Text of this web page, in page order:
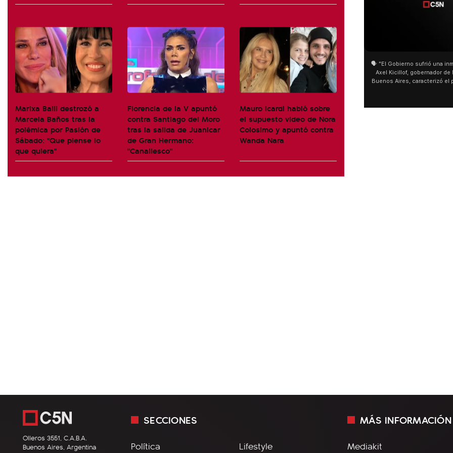
Marixa Balli destrozó a
Marcela Baños tras la
polémica por Pasión de
Sábado: "Que piense lo
que quiera"
Florencia de la V apuntó
contra Santiago del Moro
tras la salida de Juanicar
de Gran Hermano:
"Canallesco"
Mauro Icardi habló sobre
el supuesto video de Nora
Colosimo y apuntó contra
Wanda Nara
🗣️ "El Gobierno sufrió una
Axel Kicillof, gobernador de
Buenos Aires, caracterizó el
como "una lista sábana con
y destacó "la movilización
Olleros 3551, C.A.B.A.
Buenos Aires, Argentina
SECCIONES
Política Lifestyle
MÁS INFORMACIÓN
Mediakit